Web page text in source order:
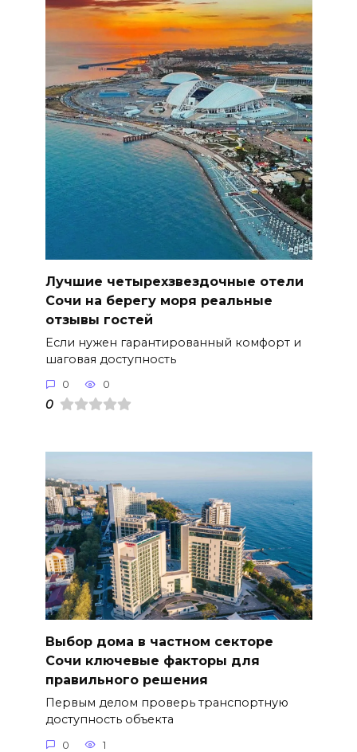
Лучшие четырехзвездочные отели
Сочи на берегу моря реальные
отзывы гостей
Если нужен гарантированный комфорт и
шаговая доступность
0 0
0
Выбор дома в частном секторе
Сочи ключевые факторы для
правильного решения
Первым делом проверь транспортную
доступность объекта
0 1